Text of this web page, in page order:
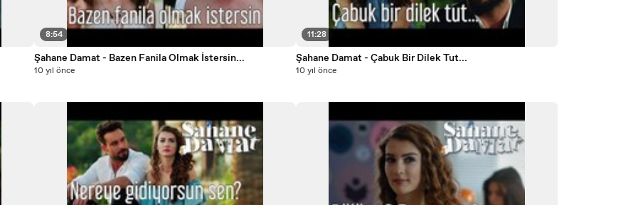
8:54
Şahane Damat - Bazen Fanila Olmak İstersin...
10 yıl önce
11:28
Şahane Damat - Çabuk Bir Dilek Tut...
10 yıl önce